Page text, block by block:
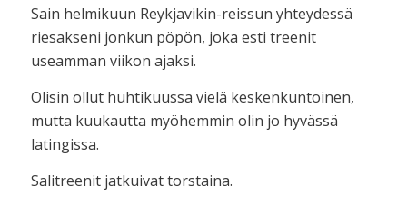
Sain helmikuun Reykjavikin-reissun yhteydessä
riesakseni jonkun pöpön, joka esti treenit
useamman viikon ajaksi.
Olisin ollut huhtikuussa vielä keskenkuntoinen,
mutta kuukautta myöhemmin olin jo hyvässä
latingissa.
Salitreenit jatkuivat torstaina.